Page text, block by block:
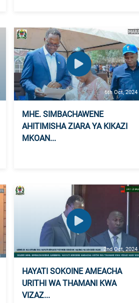
6th Oct, 2024
MHE. SIMBACHAWENE
AHITIMISHA ZIARA YA KIKAZI
MKOAN...
2nd Oct, 2024
HAYATI SOKOINE AMEACHA
URITHI WA THAMANI KWA
VIZAZ...